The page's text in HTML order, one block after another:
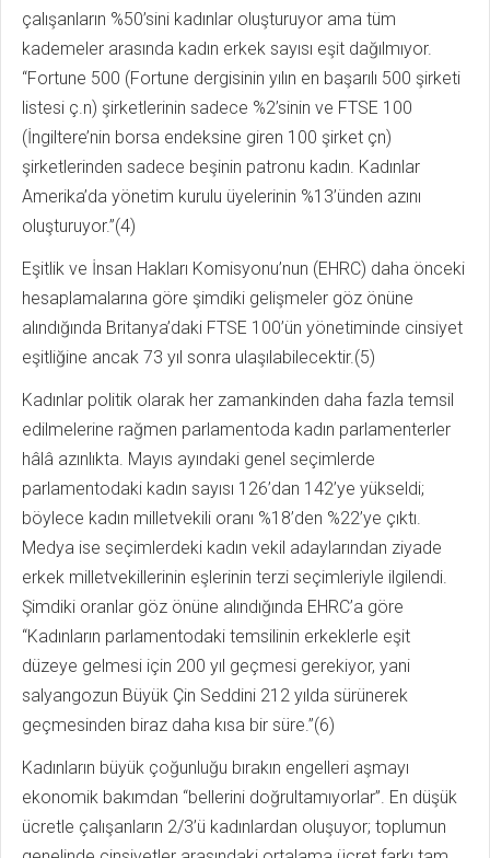
çalışanların %50’sini kadınlar oluşturuyor ama tüm
kademeler arasında kadın erkek sayısı eşit dağılmıyor.
“Fortune 500 (Fortune dergisinin yılın en başarılı 500 şirketi
listesi ç.n) şirketlerinin sadece %2’sinin ve FTSE 100
(İngiltere’nin borsa endeksine giren 100 şirket çn)
şirketlerinden sadece beşinin patronu kadın. Kadınlar
Amerika’da yönetim kurulu üyelerinin %13’ünden azını
oluşturuyor.”(4)
Eşitlik ve İnsan Hakları Komisyonu’nun (EHRC) daha önceki
hesaplamalarına göre şimdiki gelişmeler göz önüne
alındığında Britanya’daki FTSE 100’ün yönetiminde cinsiyet
eşitliğine ancak 73 yıl sonra ulaşılabilecektir.(5)
Kadınlar politik olarak her zamankinden daha fazla temsil
edilmelerine rağmen parlamentoda kadın parlamenterler
hâlâ azınlıkta. Mayıs ayındaki genel seçimlerde
parlamentodaki kadın sayısı 126’dan 142’ye yükseldi;
böylece kadın milletvekili oranı %18’den %22’ye çıktı.
Medya ise seçimlerdeki kadın vekil adaylarından ziyade
erkek milletvekillerinin eşlerinin terzi seçimleriyle ilgilendi.
Şimdiki oranlar göz önüne alındığında EHRC’a göre
“Kadınların parlamentodaki temsilinin erkeklerle eşit
düzeye gelmesi için 200 yıl geçmesi gerekiyor, yani
salyangozun Büyük Çin Seddini 212 yılda sürünerek
geçmesinden biraz daha kısa bir süre.”(6)
Kadınların büyük çoğunluğu bırakın engelleri aşmayı
ekonomik bakımdan “bellerini doğrultamıyorlar”. En düşük
ücretle çalışanların 2/3’ü kadınlardan oluşuyor; toplumun